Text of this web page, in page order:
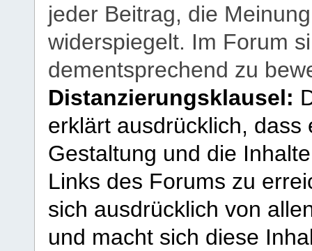
jeder Beitrag, die
widerspiegelt. Im Forum
dementsprechend zu
Distanzierungsklausel:
erklärt ausdrücklich,
Gestaltung und die
Links des Forums zu
sich ausdrücklich von
und macht sich diese